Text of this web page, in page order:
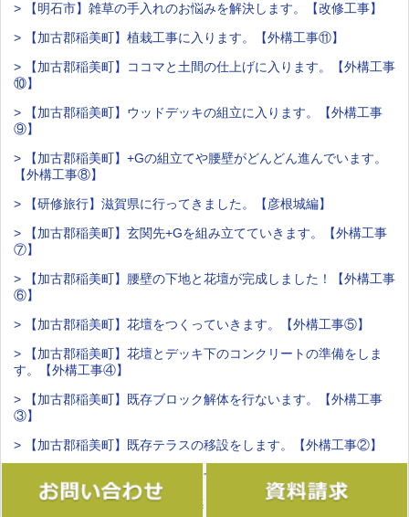
> 【明石市】雑草の手入れのお悩みを解決します。【改修工事】
> 【加古郡稲美町】植栽工事に入ります。【外構工事⑪】
> 【加古郡稲美町】ココマと土間の仕上げに入ります。【外構工事
⑩】
> 【加古郡稲美町】ウッドデッキの組立に入ります。【外構工事
⑨】
> 【加古郡稲美町】+Gの組立てや腰壁がどんどん進んでいます。
【外構工事⑧】
> 【研修旅行】滋賀県に行ってきました。【彦根城編】
> 【加古郡稲美町】玄関先+Gを組み立てていきます。【外構工事
⑦】
> 【加古郡稲美町】腰壁の下地と花壇が完成しました！【外構工事
⑥】
> 【加古郡稲美町】花壇をつくっていきます。【外構工事⑤】
> 【加古郡稲美町】花壇とデッキ下のコンクリートの準備をしま
す。【外構工事④】
> 【加古郡稲美町】既存ブロック解体を行ないます。【外構工事
③】
> 【加古郡稲美町】既存テラスの移設をします。【外構工事②】
> 【加古郡稲美町】着工のお知らせです。【外構工事①】
> 【全身筋肉痛】運動不足を痛感しました。